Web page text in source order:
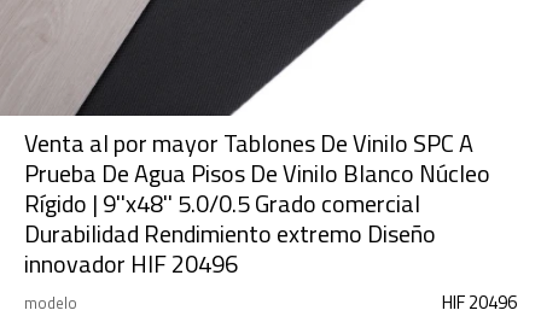
Venta al por mayor Tablones De Vinilo SPC A
Prueba De Agua Pisos De Vinilo Blanco Núcleo
Rígido | 9''x48'' 5.0/0.5 Grado comercial
Durabilidad Rendimiento extremo Diseño
innovador HIF 20496
modelo HIF 20496